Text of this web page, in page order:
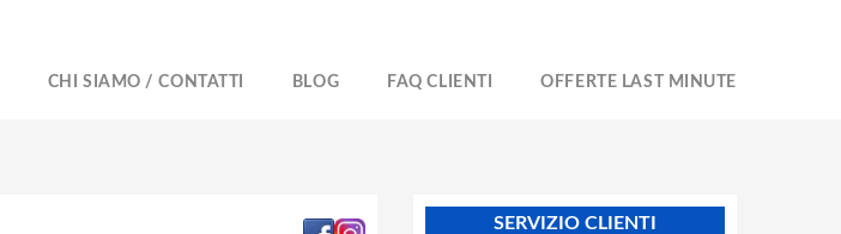
CHI SIAMO / CONTATTI BLOG FAQ CLIENTI OFFERTE LAST MINUTE
SERVIZIO CLIENTI